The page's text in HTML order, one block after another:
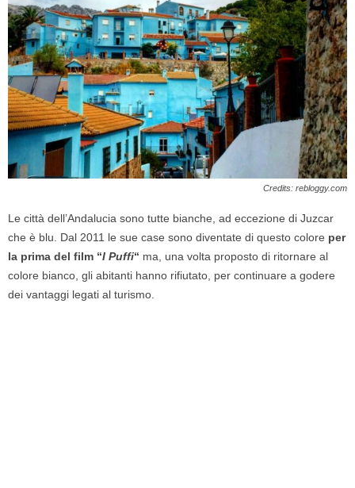
Credits: rebloggy.com
Le città dell’Andalucia sono tutte bianche, ad eccezione di Juzcar
che è blu. Dal 2011 le sue case sono diventate di questo colore per
la prima del film “I Puffi“ ma, una volta proposto di ritornare al
colore bianco, gli abitanti hanno rifiutato, per continuare a godere
dei vantaggi legati al turismo.